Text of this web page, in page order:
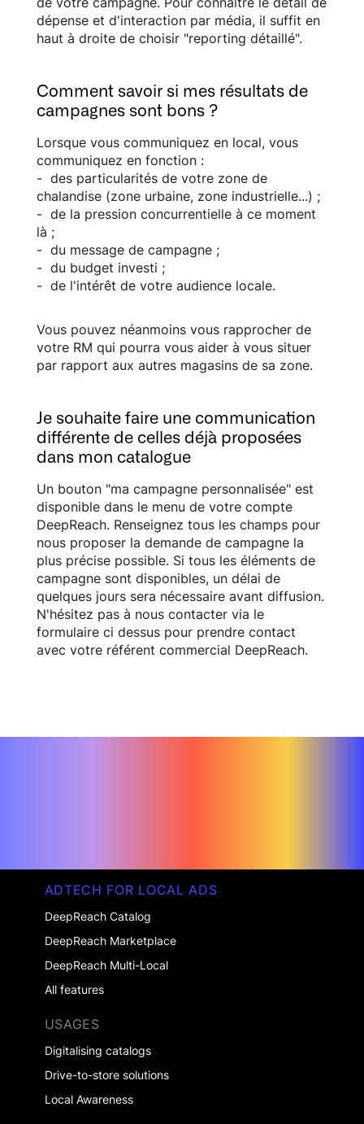
dépense et d'interaction par média, il suffit en
haut à droite de choisir "reporting détaillé".
Comment savoir si mes résultats de
campagnes sont bons ?
Lorsque vous communiquez en local, vous
communiquez en fonction :
- des particularités de votre zone de
chalandise (zone urbaine, zone industrielle...) ;
- de la pression concurrentielle à ce moment
là ;
- du message de campagne ;
- du budget investi ;
- de l'intérêt de votre audience locale.
Vous pouvez néanmoins vous rapprocher de
votre RM qui pourra vous aider à vous situer
par rapport aux autres magasins de sa zone.
Je souhaite faire une communication
différente de celles déjà proposées
dans mon catalogue
Un bouton "ma campagne personnalisée" est
disponible dans le menu de votre compte
DeepReach. Renseignez tous les champs pour
nous proposer la demande de campagne la
plus précise possible. Si tous les éléments de
campagne sont disponibles, un délai de
quelques jours sera nécessaire avant diffusion.
N'hésitez pas à nous contacter via le
formulaire ci dessus pour prendre contact
avec votre référent commercial DeepReach.
ADTECH FOR LOCAL ADS
DeepReach Catalog
DeepReach Marketplace
DeepReach Multi-Local
All features
USAGES
Digitalising catalogs
Drive-to-store solutions
Local Awareness